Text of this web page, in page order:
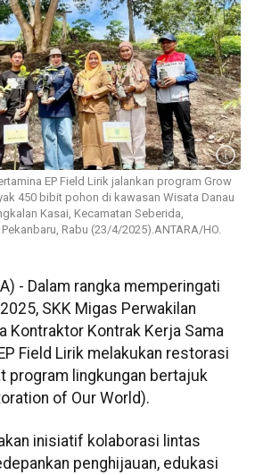
EP Field Lirik jalankan program Grow
450 bibit pohon di kawasan Wisata Danau
Kasai, Kecamatan Seberida,
Rabu (23/4/2025).ANTARA/HO.
- Dalam rangka memperingati
SKK Migas Perwakilan
Kontraktor Kontrak Kerja Sama
Field Lirik melakukan restorasi
program lingkungan bertajuk
of Our World).
inisiatif kolaborasi lintas
penghijauan, edukasi